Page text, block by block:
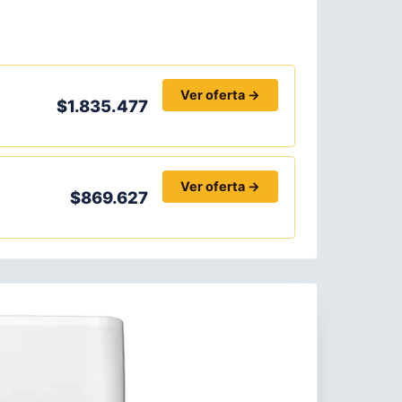
$1.835.477
Ver oferta →
$869.627
Ver oferta →